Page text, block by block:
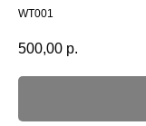
WT001
500,00 р.